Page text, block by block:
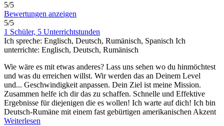
5/5
Bewertungen anzeigen
5/5
1 Schüler, 5 Unterrichtstunden
Ich spreche: Englisch, Deutsch, Rumänisch, Spanisch Ich
unterrichte: Englisch, Deutsch, Rumänisch
Wie wäre es mit etwas anderes? Lass uns sehen wo du hinmöchtest
und was du erreichen willst. Wir werden das an Deinem Level
und... Geschwindigkeit anpassen. Dein Ziel ist meine Mission.
Zusammen helfe ich dir das zu schaffen. Schnelle und Effektive
Ergebnisse für diejenigen die es wollen! Ich warte auf dich! Ich bin
Deutsch-Rumäne mit einem fast gebürtigen amerikanischen Akzent
Weiterlesen